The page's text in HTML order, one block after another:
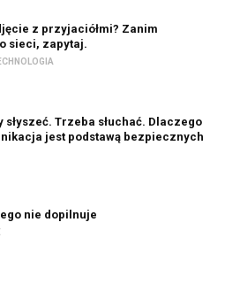
z przyjaciółmi? Zanim
sieci, zapytaj.
słyszeć. Trzeba słuchać. Dlaczego
jest podstawą bezpiecznych
nie dopilnuje